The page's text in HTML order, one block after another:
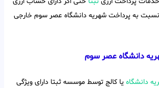
نسبت به پرداخت شهریه دانشگاه عصر سوم خارجی
دانشگاه عصر سوم
دانشگاه یا کالج توسط موسسه ثبتا دارای ویژگی